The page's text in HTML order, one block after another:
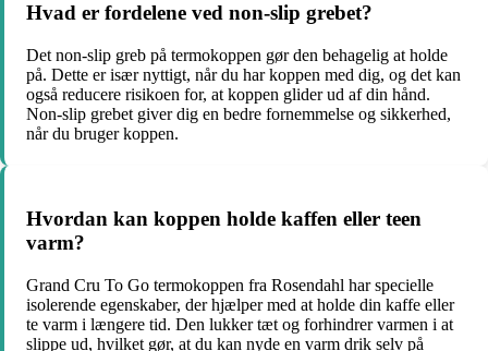
Hvad er fordelene ved non-slip grebet?
Det non-slip greb på termokoppen gør den behagelig at holde
på. Dette er især nyttigt, når du har koppen med dig, og det kan
også reducere risikoen for, at koppen glider ud af din hånd.
Non-slip grebet giver dig en bedre fornemmelse og sikkerhed,
når du bruger koppen.
Hvordan kan koppen holde kaffen eller teen
varm?
Grand Cru To Go termokoppen fra Rosendahl har specielle
isolerende egenskaber, der hjælper med at holde din kaffe eller
te varm i længere tid. Den lukker tæt og forhindrer varmen i at
slippe ud, hvilket gør, at du kan nyde en varm drik selv på